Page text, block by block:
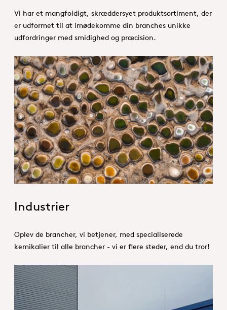
Vi har et mangfoldigt, skræddersyet produktsortiment, der
er udformet til at imødekomme din branches unikke
udfordringer med smidighed og præcision.
1. Specialties _Hero
Industrier
Oplev de brancher, vi betjener, med specialiserede
kemikalier til alle brancher - vi er flere steder, end du tror!